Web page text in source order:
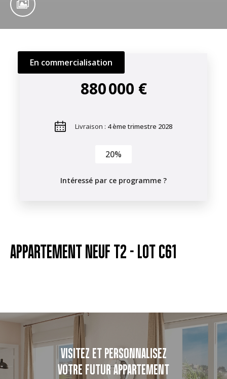
En commercialisation
880 000 €
Livraison : 4 ème trimestre 2028
20%
Intéressé par ce programme ?
APPARTEMENT NEUF T2 - LOT C61
VISITEZ ET PERSONNALISEZ
VOTRE FUTUR APPARTEMENT